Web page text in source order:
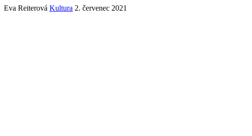
Eva Reiterová Kultura 2. červenec 2021